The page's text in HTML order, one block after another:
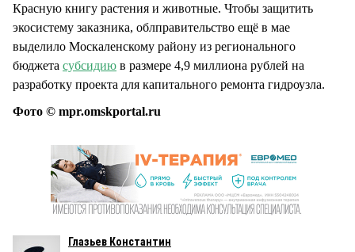
Красную книгу растения и животные. Чтобы защитить
экосистему заказника, облправительство ещё в мае
выделило Москаленскому району из регионального
бюджета субсидию в размере 4,9 миллиона рублей на
разработку проекта для капитального ремонта гидроузла.
Фото © mpr.omskportal.ru
Глазьев Константин